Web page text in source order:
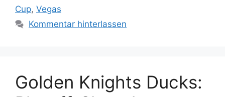
Cup, Vegas
Kommentar hinterlassen
Golden Knights Ducks: